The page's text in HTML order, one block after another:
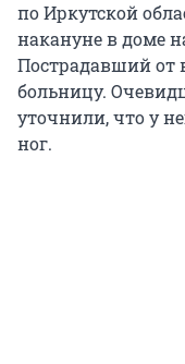
по Иркутской
накануне в доме
Пострадавший от
больницу.
уточнили, что у
ног.